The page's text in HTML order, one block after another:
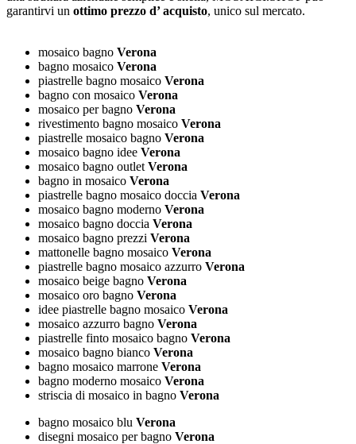
garantirvi un ottimo prezzo d’ acquisto, unico sul mercato.
mosaico bagno Verona
bagno mosaico Verona
piastrelle bagno mosaico Verona
bagno con mosaico Verona
mosaico per bagno Verona
rivestimento bagno mosaico Verona
piastrelle mosaico bagno Verona
mosaico bagno idee Verona
mosaico bagno outletVerona
bagno in mosaico Verona
piastrelle bagno mosaico doccia Verona
mosaico bagno moderno Verona
mosaico bagno doccia Verona
mosaico bagno prezzi Verona
mattonelle bagno mosaico Verona
piastrelle bagno mosaico azzurro Verona
mosaico beige bagno Verona
mosaico oro bagno Verona
idee piastrelle bagno mosaico Verona
mosaico azzurro bagno Verona
piastrelle finto mosaico bagno Verona
mosaico bagno bianco Verona
bagno mosaico marrone Verona
bagno moderno mosaico Verona
striscia di mosaico in bagno Verona
bagno mosaico blu Verona
disegni mosaico per bagno Verona